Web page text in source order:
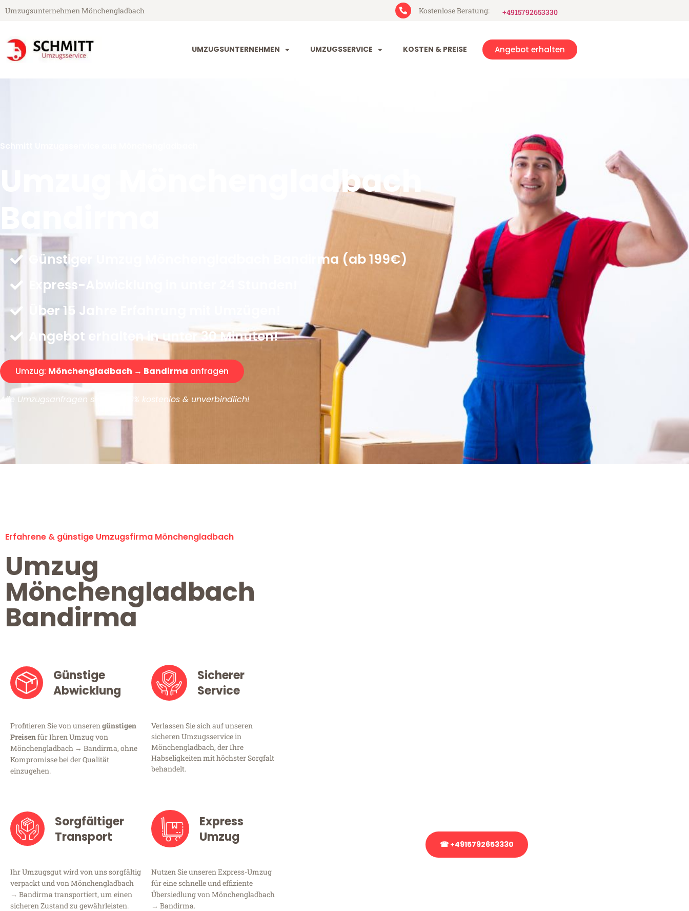
Umzugsunternehmen Mönchengladbach Kostenlose Beratung: +4915792653330
UMZUGSUNTERNEHMEN UMZUGSSERVICE KOSTEN & PREISE Angebot erhalten
Umzug Mönchengladbach
Bandirma
Günstiger Umzug Mönchengladbach Bandirma (ab 199€)
Express-Abwicklung in unter 24 Stunden!
Über 15 Jahre Erfahrung mit Umzügen!
Angebot erhalten in unter 30 Minuten!
Umzug: Mönchengladbach → Bandirma anfragen
Alle Umzugsanfragen sind zu 100% kostenlos & unverbindlich!
Erfahrene & günstige Umzugsfirma Mönchengladbach
Umzug
Mönchengladbach
Bandirma
Günstige
Abwicklung
Profitieren Sie von unserengünstigen
Preisenfür Ihren Umzug von
Mönchengladbach → Bandirma, ohne
Kompromisse bei der Qualität
einzugehen.
Sicherer
Service
Verlassen Sie sich auf unseren
sicheren Umzugsservice in
Mönchengladbach, der Ihre
Habseligkeiten mit höchster Sorgfalt
behandelt.
Sorgfältiger
Transport
Ihr Umzugsgut wird von uns sorgfältig
verpackt und von Mönchengladbach
→ Bandirma transportiert, um einen
sicheren Zustand zu gewährleisten.
Express
Umzug
Nutzen Sie unseren Express-Umzug
für eine schnelle und effiziente
Übersiedlung von Mönchengladbach
→ Bandirma.
☎ +4915792653330